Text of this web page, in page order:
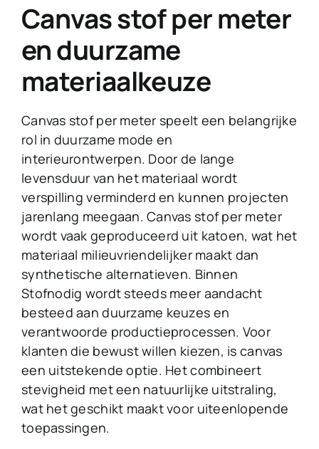
Canvas stof per meter
en duurzame
materiaalkeuze
Canvas stof per meter speelt een belangrijke
rol in duurzame mode en
interieurontwerpen. Door de lange
levensduur van het materiaal wordt
verspilling verminderd en kunnen projecten
jarenlang meegaan. Canvas stof per meter
wordt vaak geproduceerd uit katoen, wat het
materiaal milieuvriendelijker maakt dan
synthetische alternatieven. Binnen
Stofnodig wordt steeds meer aandacht
besteed aan duurzame keuzes en
verantwoorde productieprocessen. Voor
klanten die bewust willen kiezen, is canvas
een uitstekende optie. Het combineert
stevigheid met een natuurlijke uitstraling,
wat het geschikt maakt voor uiteenlopende
toepassingen.